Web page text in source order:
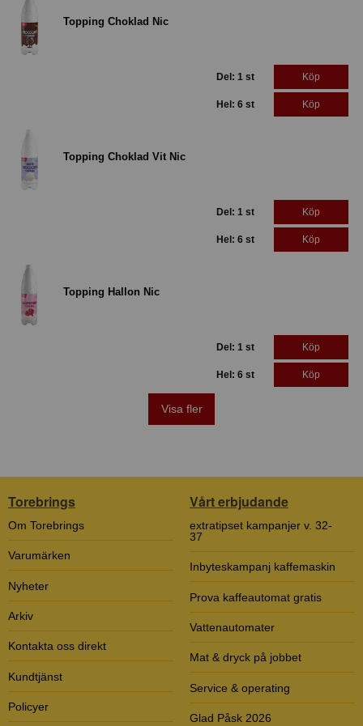
Topping Choklad Nic
Del: 1 st Köp
Hel: 6 st Köp
Topping Choklad Vit Nic
Del: 1 st Köp
Hel: 6 st Köp
Topping Hallon Nic
Del: 1 st Köp
Hel: 6 st Köp
Visa fler
Torebrings
Om Torebrings
Varumärken
Nyheter
Arkiv
Kontakta oss direkt
Kundtjänst
Policyer
Vårt erbjudande
extratipset kampanjer v. 32-
37
Inbyteskampanj kaffemaskin
Prova kaffeautomat gratis
Vattenautomater
Mat & dryck på jobbet
Service & operating
Glad Påsk 2026